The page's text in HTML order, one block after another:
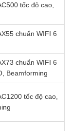
tốc độ cao,
chuẩn WIFI 6
chuẩn WIFI 6
Beamforming
tốc độ cao,